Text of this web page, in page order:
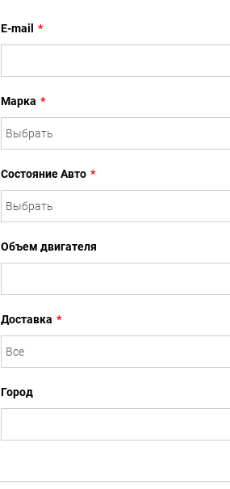
E-mail *
Марка *
Состояние Авто *
Объем двигателя
Доставка *
Город